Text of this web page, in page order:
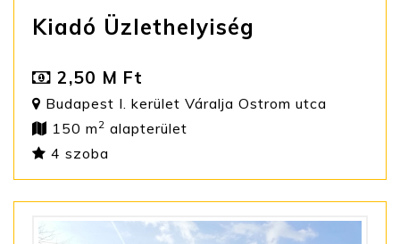
Kiadó Üzlethelyiség
2,50 M Ft
Budapest I. kerület Váralja Ostrom utca
150 m 2 alapterület
4 szoba